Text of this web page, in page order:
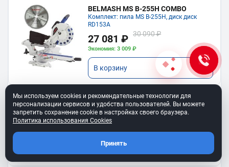
BELMASH MS B-255H COMBO
Комплект: пила MS B-255H, диск диск
RD153A
27 081 ₽ 30 090 ₽
Экономия: 3 009 ₽
В корзину
BELMASH MS U-305H
Пила торцовочная
61 990 ₽
В корзину
Мы используем cookies и рекомендательные технологии для
персонализации сервисов и удобства пользователей. Вы можете
запретить сохранение cookie в настройках своего браузера.
Политика использования Cookies
Принять